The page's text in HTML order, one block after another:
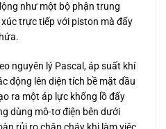
như một bộ phận trung
trực tiếp với piston mà đẩy
nguyên lý Pascal, áp suất khí
động lên diện tích bề mặt dầu
ra một áp lực khổng lồ đẩy
dùng mô-tơ điện bên dưới